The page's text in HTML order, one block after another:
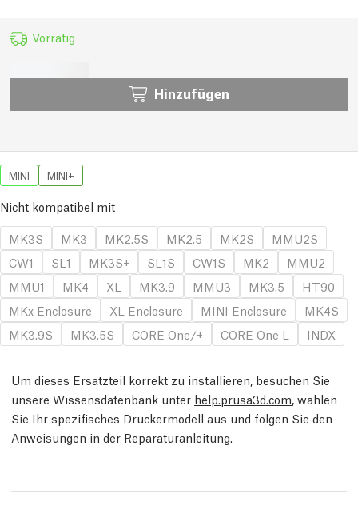
Vorrätig
Hinzufügen
MINI MINI+
Nicht kompatibel mit
MK3S
MK3 MK2.5S MK2.5 MK2S
MMU2S
CW1
SL1 MK3S+ SL1S CW1S MK2
MMU2
MMU1
MK4 XL MK3.9 MMU3 MK3.5
HT90
MKx Enclosure
XL Enclosure MINI Enclosure
MK4S
MK3.9S
MK3.5S CORE One/+ CORE One L INDX
Um dieses Ersatzteil korrekt zu installieren, besuchen Sie
unsere Wissensdatenbank unter help.prusa3d.com, wählen
Sie Ihr spezifisches Druckermodell aus und folgen Sie den
Anweisungen in der Reparaturanleitung.